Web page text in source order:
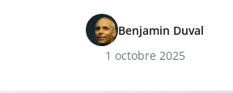
Benjamin Duval
1 octobre 2025